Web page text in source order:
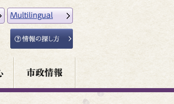
Multilingual